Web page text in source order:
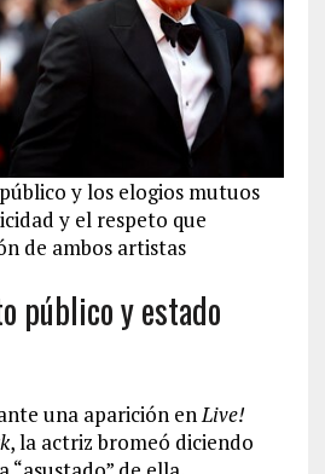
y los elogios mutuos
y el respeto que
de ambos artistas
público y estado
una aparición enLive!
, la actriz bromeó diciendo